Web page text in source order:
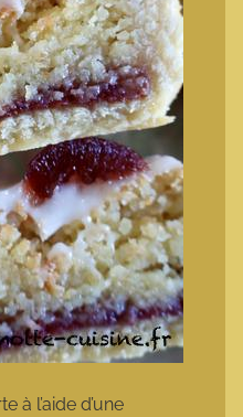
à l’aide d’une